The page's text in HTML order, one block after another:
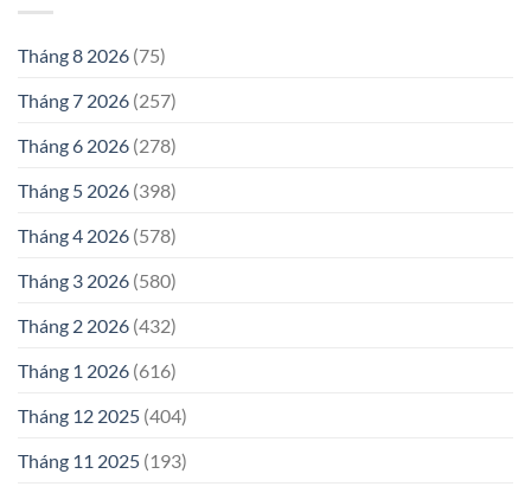
Tháng 8 2026 (75)
Tháng 7 2026 (257)
Tháng 6 2026 (278)
Tháng 5 2026 (398)
Tháng 4 2026 (578)
Tháng 3 2026 (580)
Tháng 2 2026 (432)
Tháng 1 2026 (616)
Tháng 12 2025 (404)
Tháng 11 2025 (193)